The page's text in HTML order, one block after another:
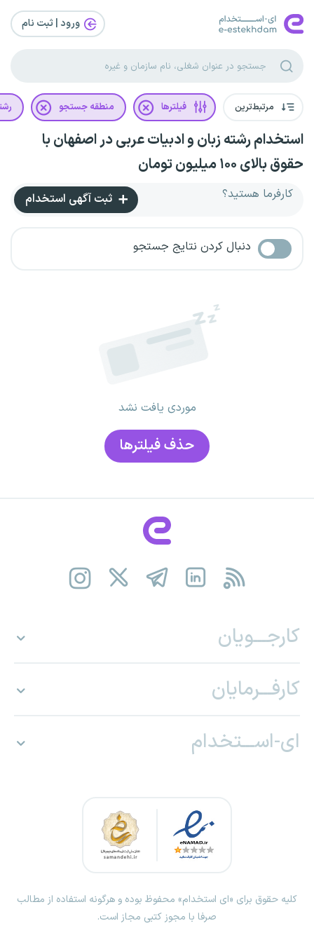
ورود | ثبت‌ نام
مرتبط‌ترین فیلترها منطقه جستجو
استخدام رشته زبان و ادبیات عربی در اصفهان با
حقوق بالای ۱۰۰ میلیون تومان
کارفرما هستید؟ ثبت آگهی استخدام
دنبال کردن نتایج جستجو
موردی یافت نشد
حذف فیلتر‌ها
کارجـــویان
کارفـــرمایان
ای-اســـتخدام
کلیه حقوق برای «ای استخدام» محفوظ بوده و هرگونه استفاده از مطالب
صرفا با مجوز کتبی مجاز است.